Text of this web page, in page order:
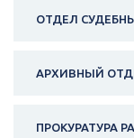
ОТДЕЛ
АРХИВНЫЙ
ПРОКУРАТУРА